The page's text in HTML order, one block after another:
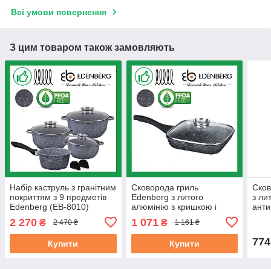
Всі умови повернення
З цим товаром також замовляють
Набір каструль з гранітним
покриттям з 9 предметів
Edenberg (EB-8010)
2 270 ₴ 2 470 ₴
Купити
Сковорода гриль
Edenberg з литого
алюмінію з кришкою і
антипригарним покриттям
28 см (EB-3310)
1 071₴ 1 161 ₴
Купити
з
774